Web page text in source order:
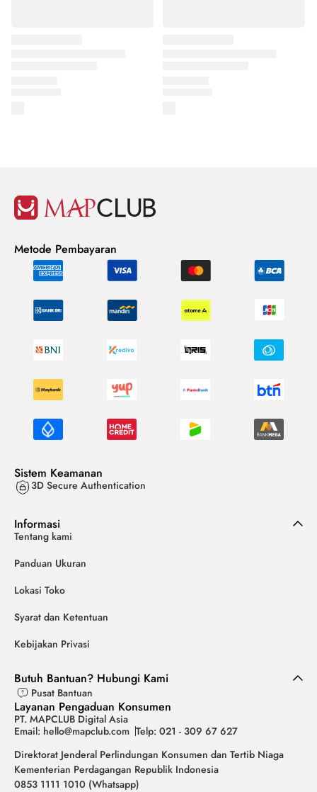
Metode Pembayaran
Sistem Keamanan
3D Secure Authentication
Informasi
Tentang kami
Panduan Ukuran
Lokasi Toko
Syarat dan Ketentuan
Kebijakan Privasi
Butuh Bantuan? Hubungi Kami
Pusat Bantuan
Layanan Pengaduan Konsumen
PT. MAPCLUB Digital Asia
Email: hello@mapclub.com Telp: 021 - 309 67 627
Direktorat Jenderal Perlindungan Konsumen dan Tertib Niaga
Kementerian Perdagangan Republik Indonesia
0853 1111 1010 (Whatsapp)